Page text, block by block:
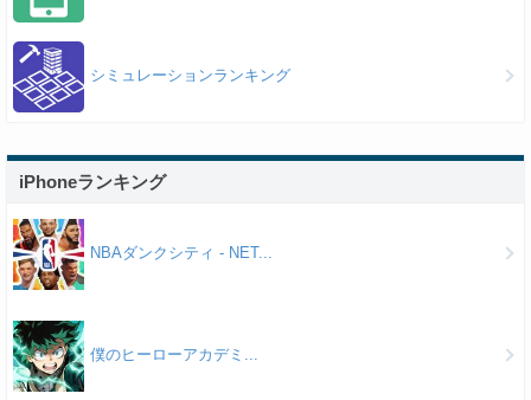
シミュレーションランキング
iPhoneランキング
NBAダンクシティ - NET...
僕のヒーローアカデミ...